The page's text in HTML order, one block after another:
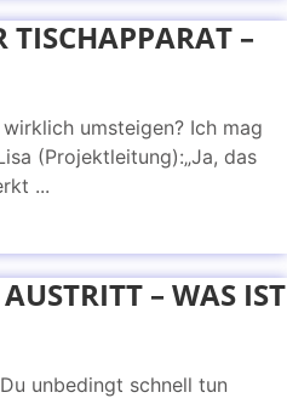
TISCHAPPARAT –
umsteigen? Ich mag
(Projektleitung):„Ja, das
...
– WAS IST
unbedingt schnell tun